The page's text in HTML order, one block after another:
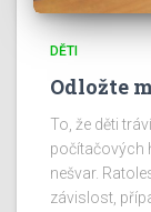
DĚTI
Odložte
To, že děti
počítačových
nešvar.
závislost,